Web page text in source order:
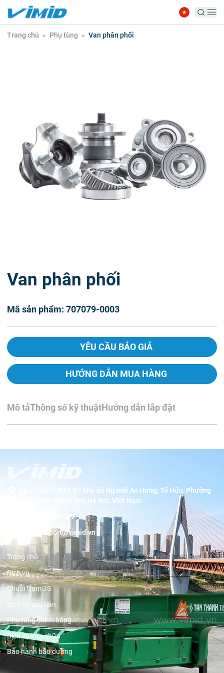
Trang chủ » Phụ tùng » Van phân phối
Van phân phối
Mã sản phẩm: 707079-0003
YÊU CẦU BÁO GIÁ
HƯỚNG DẪN MUA HÀNG
Mô tảThông số kỹ thuậtHướng dẫn lắp đặt
BT1-07 khu đô thị mới An Hưng, Tố Hữu, Phường
Dương Nội, thành phố Hà Nội, Việt Nam
19001089
support@vimid.vn
Trang chủ
Dịch vụ
Chuỗi trạm 3S
Dịch vụ sau bán
Phụ tùng chính hãng
Dịch vụ sửa chữa
Bảo hành bảo dưỡng